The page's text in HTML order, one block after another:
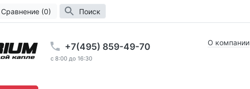
Сравнение (0) Поиск
+7(495) 859-49-70
c 8:00 до 16:30
О компании